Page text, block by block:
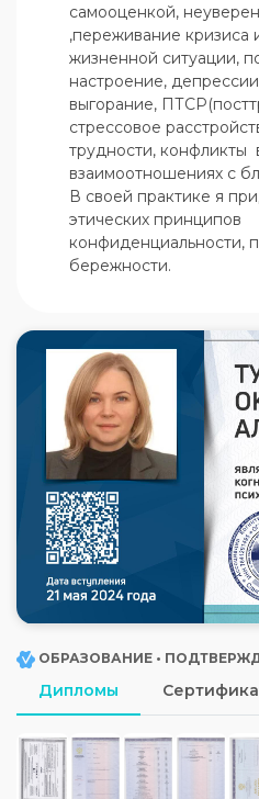
самооценкой,
,переживание кризиса
жизненной ситуации,
настроение,
выгорание,
стрессовое
трудности, конфликты
взаимоотношениях с
В своей практике я
этических принципов
конфиденциальности,
бережности.
ОБРАЗОВАНИЕ •
Дипломы